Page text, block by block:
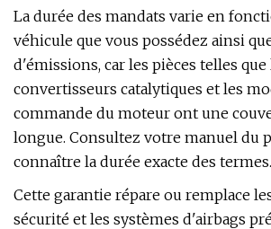
La durée des mandats varie en
véhicule que vous possédez ainsi
d'émissions, car les pièces telles que
convertisseurs catalytiques et les
commande du moteur ont une
longue. Consultez votre manuel du
connaître la durée exacte des termes.
Cette garantie répare ou remplace
sécurité et les systèmes d'airbags